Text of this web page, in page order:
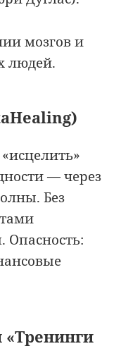
мозгов и
людей.
— через
Без
Опасность: